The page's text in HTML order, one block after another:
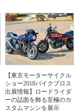
【東京モーターサイクル
ショー2018バイクブロス
出展情報】ロードライダ
ーの誌面を飾る至極のカ
スタムマシンを展示